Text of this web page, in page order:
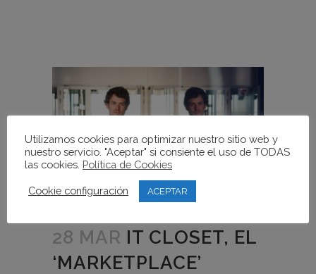
28 MAR IT CLOSET, EL
‘MARKETPLACE’
Utilizamos cookies para optimizar nuestro sitio web y
nuestro servicio. "Aceptar" si consiente el uso de TODAS
las cookies. Política de Cookies
Cookie configuración ACEPTAR